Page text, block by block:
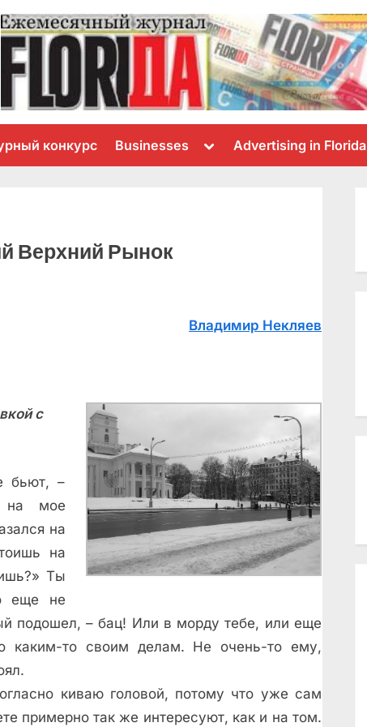
конкурс Businesses
Toggle
menu
Advertising in Florida
Верхний Рынок
Владимир Некляев
с
бьют, –
на мое
на
на
Ты
еще не
подошел, – бац! Или в морду тебе, или еще
каким-то своим делам. Не очень-то ему,
киваю головой, потому что уже сам
примерно так же интересуют, как и на том.